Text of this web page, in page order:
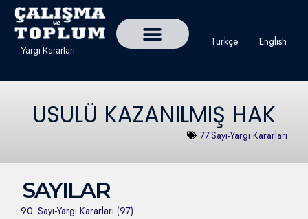
Türkçe English
Yargı Kararları
USULÜ KAZANILMIŞ HAK
77.Sayı-Yargı Kararları
SAYILAR
90. Sayı-Yargı Kararları (97)